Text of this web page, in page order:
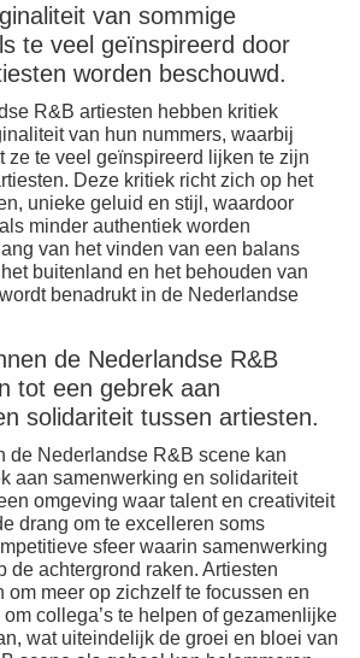
van sommige
te veel geïnspireerd door
worden beschouwd.
R&B artiesten hebben kritiek
van hun nummers, waarbij
ze te veel geïnspireerd lijken te zijn
Deze kritiek richt zich op het
unieke geluid en stijl, waardoor
minder authentiek worden
van het vinden van een balans
buitenland en het behouden van
benadrukt in de Nederlandse
de Nederlandse R&B
tot een gebrek aan
solidariteit tussen artiesten.
de Nederlandse R&B scene kan
aan samenwerking en solidariteit
omgeving waar talent en creativiteit
drang om te excelleren soms
sfeer waarin samenwerking
de achtergrond raken. Artiesten
om meer op zichzelf te focussen en
collega’s te helpen of gezamenlijke
wat uiteindelijk de groei en bloei van